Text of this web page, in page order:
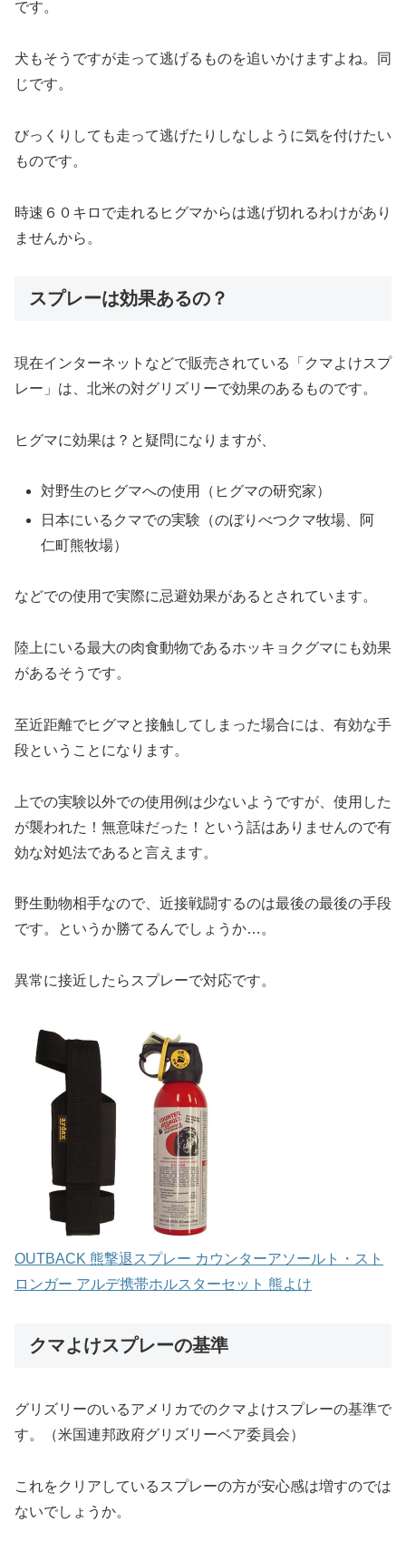
です。
犬もそうですが走って逃げるものを追いかけますよね。同
じです。
びっくりしても走って逃げたりしなしように気を付けたい
ものです。
時速６０キロで走れるヒグマからは逃げ切れるわけがあり
ませんから。
スプレーは効果あるの？
現在インターネットなどで販売されている「クマよけスプ
レー」は、北米の対グリズリーで効果のあるものです。
ヒグマに効果は？と疑問になりますが、
対野生のヒグマへの使用（ヒグマの研究家）
日本にいるクマでの実験（のぼりべつクマ牧場、阿
仁町熊牧場）
などでの使用で実際に忌避効果があるとされています。
陸上にいる最大の肉食動物であるホッキョクグマにも効果
があるそうです。
至近距離でヒグマと接触してしまった場合には、有効な手
段ということになります。
上での実験以外での使用例は少ないようですが、使用した
が襲われた！無意味だった！という話はありませんので有
効な対処法であると言えます。
野生動物相手なので、近接戦闘するのは最後の最後の手段
です。というか勝てるんでしょうか…。
異常に接近したらスプレーで対応です。
OUTBACK 熊撃退スプレー カウンターアソールト・スト
ロンガー アルデ携帯ホルスターセット 熊よけ
クマよけスプレーの基準
グリズリーのいるアメリカでのクマよけスプレーの基準で
す。（米国連邦政府グリズリーベア委員会）
これをクリアしているスプレーの方が安心感は増すのでは
ないでしょうか。